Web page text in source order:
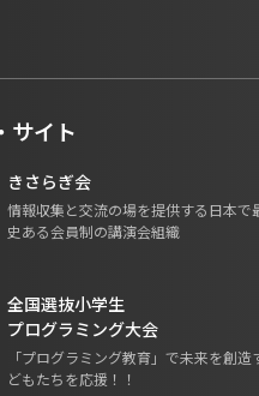
サイト
きさらぎ会
情報収集と交流の場を提供する日本で
史ある会員制の講演会組織
全国選抜小学生
プログラミング大会
「プログラミング教育」で未来を創造
どもたちを応援！！